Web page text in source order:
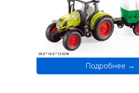
Подробнее →